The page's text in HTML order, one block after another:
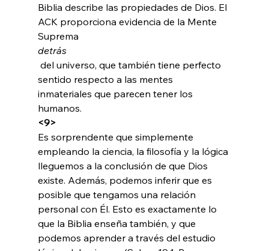
Biblia describe las propiedades de Dios. El
ACK proporciona evidencia de la Mente
Suprema
detrás
sentido respecto a las mentes
inmateriales que parecen tener los
humanos.
<9>
Es sorprendente que simplemente
empleando la ciencia, la filosofía y la lógica
lleguemos a la conclusión de que Dios
existe. Además, podemos inferir que es
posible que tengamos una relación
personal con Él. Esto es exactamente lo
que la Biblia enseña también, y que
podemos aprender a través del estudio